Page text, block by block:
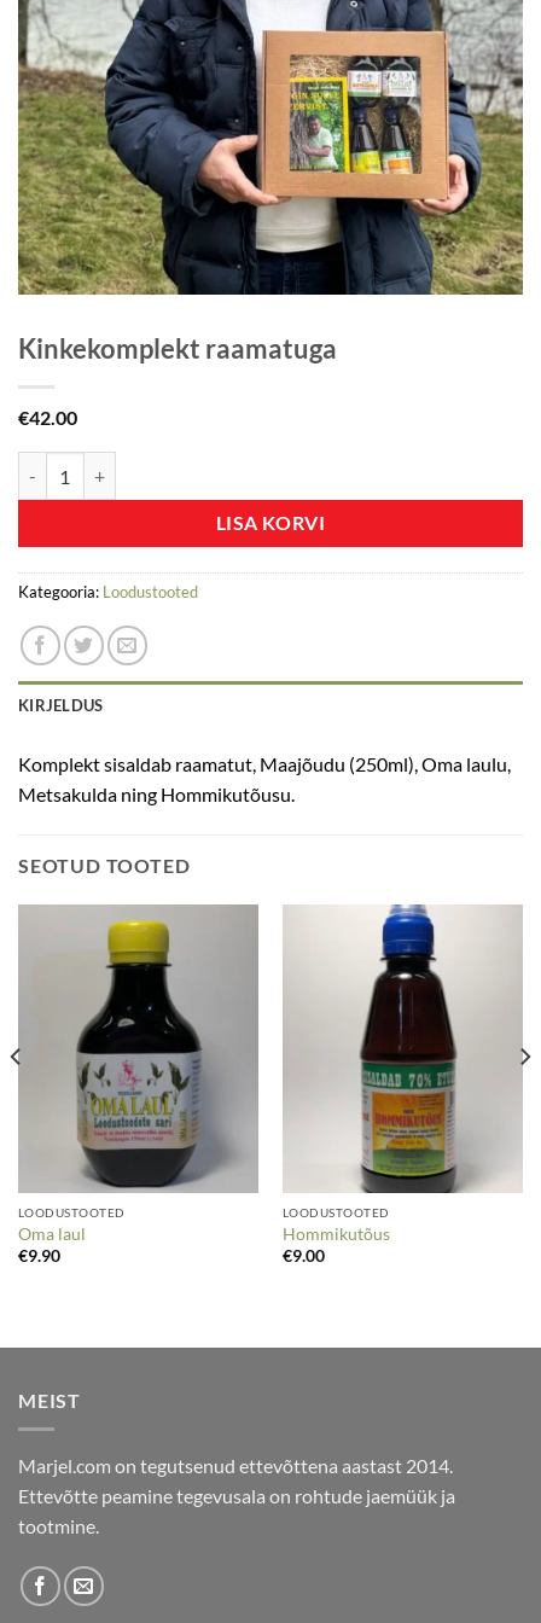
Kinkekomplekt raamatuga
€42.00
LISA KORVI
Kategooria: Loodustooted
KIRJELDUS
Komplekt sisaldab raamatut, Maajõudu (250ml), Oma laulu,
Metsakulda ning Hommikutõusu.
SEOTUD TOOTED
LOODUSTOOTED
Oma laul
€9.90
LOODUSTOOTED
Hommikutõus
€9.00
MEIST
Marjel.com on tegutsenud ettevõttena aastast 2014.
Ettevõtte peamine tegevusala on rohtude jaemüük ja
tootmine.